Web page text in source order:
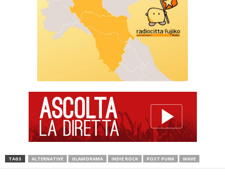
TAGS ALTERNATIVE GLAMORAMA INDIE ROCK POST PUNK WAVE